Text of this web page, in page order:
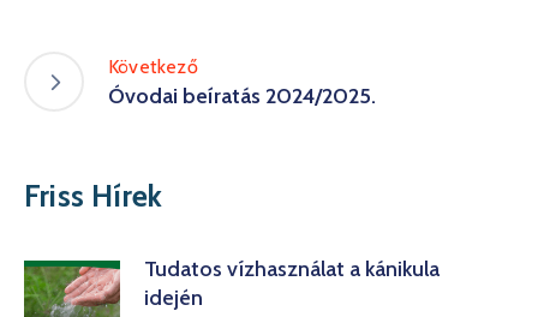
Következő
Óvodai beíratás 2024/2025.
Friss Hírek
Tudatos vízhasználat a kánikula
idején